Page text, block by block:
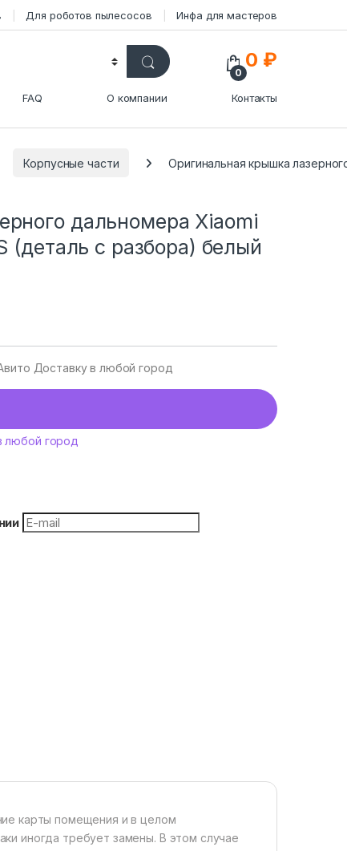
Для роботов пылесосов Инфа для мастеров
FAQ О компании Контакты
0
0 ₽
Корпусные части Оригинальная крышка
дальномера Xiaomi
(деталь с разбора) белый
Доставку в любой город
любой город
карты помещения и в целом
иногда требует замены. В этом случае